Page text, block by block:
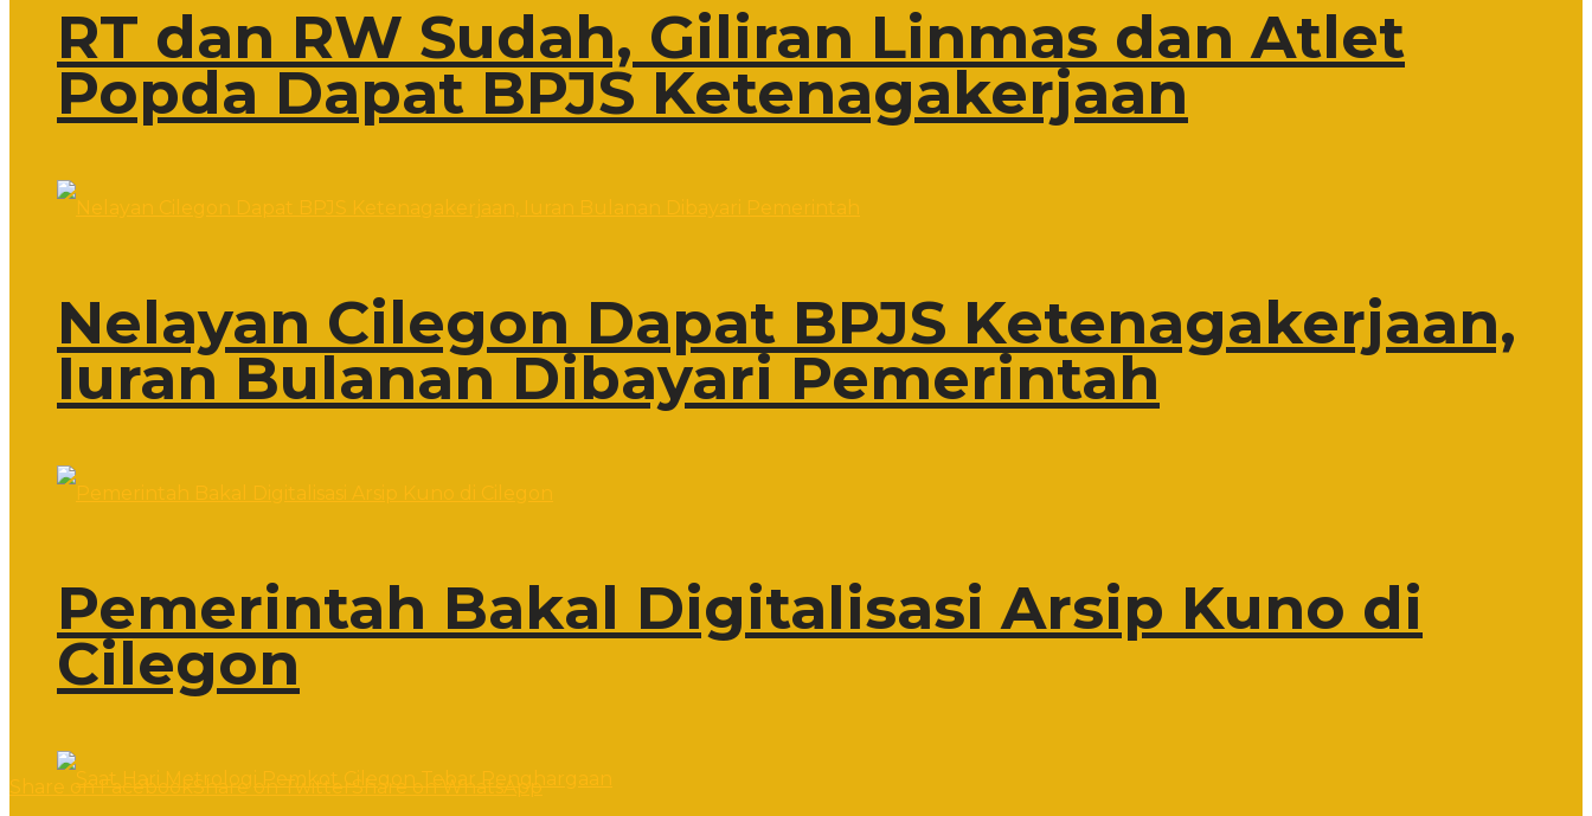
RT dan RW Sudah, Giliran Linmas dan Atlet
Popda Dapat BPJS Ketenagakerjaan
Nelayan Cilegon Dapat BPJS Ketenagakerjaan,
Iuran Bulanan Dibayari Pemerintah
Pemerintah Bakal Digitalisasi Arsip Kuno di
Cilegon